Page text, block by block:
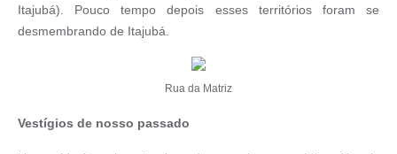
Itajubá). Pouco tempo depois esses territórios foram se
desmembrando de Itajubá.
Rua da Matriz
Vestígios de nosso passado